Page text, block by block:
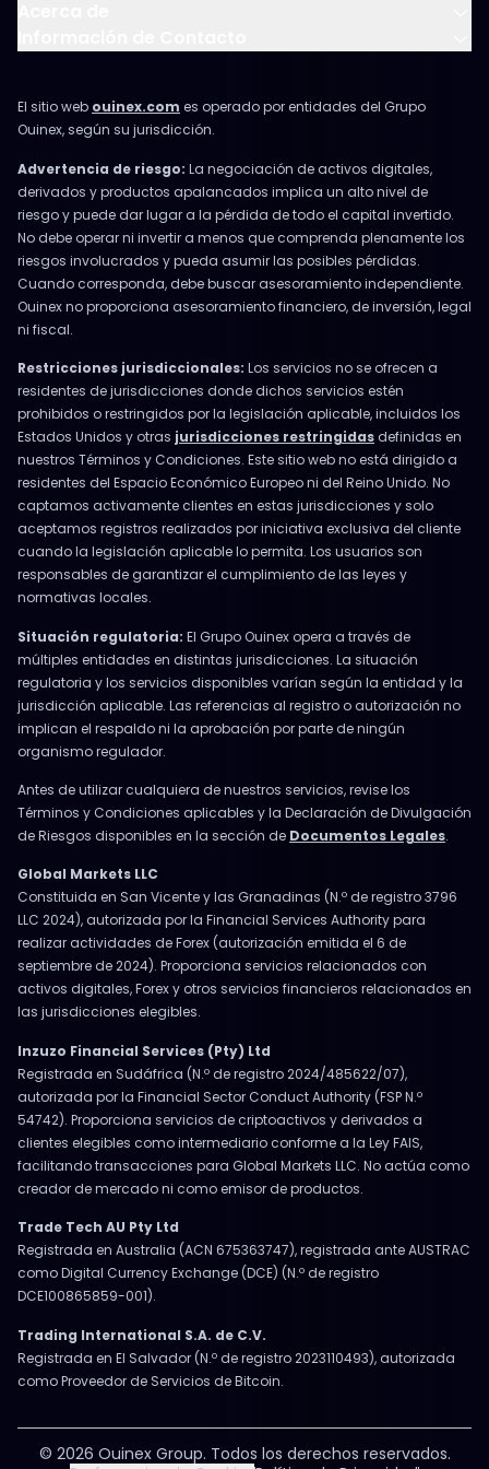
El sitio web ouinex.com es operado por entidades del Grupo
Ouinex, según su jurisdicción.
Advertencia de riesgo: La negociación de activos digitales,
derivados y productos apalancados implica un alto nivel de
riesgo y puede dar lugar a la pérdida de todo el capital invertido.
No debe operar ni invertir a menos que comprenda plenamente los
riesgos involucrados y pueda asumir las posibles pérdidas.
Cuando corresponda, debe buscar asesoramiento independiente.
Ouinex no proporciona asesoramiento financiero, de inversión, legal
ni fiscal.
Restricciones jurisdiccionales: Los servicios no se ofrecen a
residentes de jurisdicciones donde dichos servicios estén
prohibidos o restringidos por la legislación aplicable, incluidos los
Estados Unidos y otras jurisdicciones restringidas definidas en
nuestros Términos y Condiciones. Este sitio web no está dirigido a
residentes del Espacio Económico Europeo ni del Reino Unido. No
captamos activamente clientes en estas jurisdicciones y solo
aceptamos registros realizados por iniciativa exclusiva del cliente
cuando la legislación aplicable lo permita. Los usuarios son
responsables de garantizar el cumplimiento de las leyes y
normativas locales.
Situación regulatoria: El Grupo Ouinex opera a través de
múltiples entidades en distintas jurisdicciones. La situación
regulatoria y los servicios disponibles varían según la entidad y la
jurisdicción aplicable. Las referencias al registro o autorización no
implican el respaldo ni la aprobación por parte de ningún
organismo regulador.
Antes de utilizar cualquiera de nuestros servicios, revise los
Términos y Condiciones aplicables y la Declaración de Divulgación
de Riesgos disponibles en la sección de Documentos Legales.
Global Markets LLC
Constituida en San Vicente y las Granadinas (N.º de registro 3796
LLC 2024), autorizada por la Financial Services Authority para
realizar actividades de Forex (autorización emitida el 6 de
septiembre de 2024). Proporciona servicios relacionados con
activos digitales, Forex y otros servicios financieros relacionados en
las jurisdicciones elegibles.
Inzuzo Financial Services (Pty) Ltd
Registrada en Sudáfrica (N.º de registro 2024/485622/07),
autorizada por la Financial Sector Conduct Authority (FSP N.º
54742). Proporciona servicios de criptoactivos y derivados a
clientes elegibles como intermediario conforme a la Ley FAIS,
facilitando transacciones para Global Markets LLC. No actúa como
creador de mercado ni como emisor de productos.
Trade Tech AU Pty Ltd
Registrada en Australia (ACN 675363747), registrada ante AUSTRAC
como Digital Currency Exchange (DCE) (N.º de registro
DCE100865859-001).
Trading International S.A. de C.V.
Registrada en El Salvador (N.º de registro 2023110493), autorizada
como Proveedor de Servicios de Bitcoin.
© 2026 Ouinex Group. Todos los derechos reservados.